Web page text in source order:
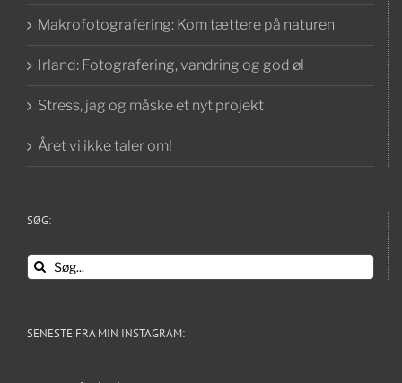
Makrofotografering: Kom tættere på naturen
Irland: Fotografering, vandring og god øl
Stress, jag og måske et nyt projekt
Året vi ikke taler om!
SØG:
Søg
efter:
SENESTE FRA MIN INSTAGRAM: